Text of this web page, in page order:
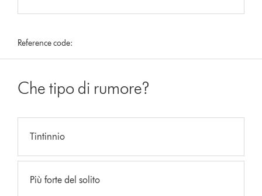
Reference code:
Che tipo di rumore?
Tintinnio
Più forte del solito